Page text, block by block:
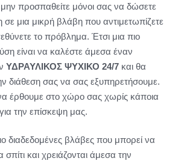
μην προσπαθείτε μόνοι σας να δώσετε
σε μια μικρή βλάβη που αντιμετωπίζετε
το πρόβλημα. Έτσι μια πιο
είναι να καλέστε άμεσα έναν
ΥΔΡΑΥΛΙΚΟΣ ΨΥΧΙΚΟ 24/7και θα
διάθεση σας να σας εξυπηρετήσουμε.
έρθουμε στο χώρο σας χωρίς κάποια
την επίσκεψη μας.
διαδεδομένες βλάβες που μπορεί να
και χρειάζονται άμεσα την